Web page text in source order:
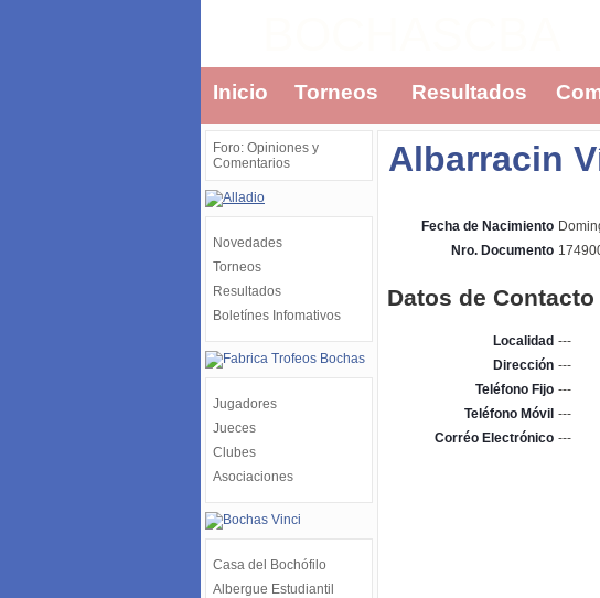
Inicio Torneos Resultados
Foro: Opiniones y
Comentarios
Novedades
Torneos
Resultados
Boletínes Infomativos
Jugadores
Jueces
Clubes
Asociaciones
Casa del Bochófilo
Albergue Estudiantil
Albarracin
Fecha de Nacimiento
Nro. Documento
Datos de Contacto
Localidad ---
Dirección ---
Teléfono Fijo ---
Teléfono Móvil ---
Corréo Electrónico ---